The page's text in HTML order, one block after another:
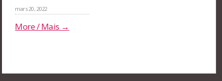
mars 20, 2022
More / Mais →